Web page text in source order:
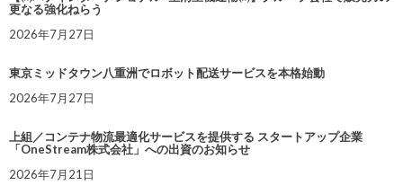
更なる強化ねらう
2026年7月27日
東京ミッドタウン八重洲でロボット配送サービスを本格始動
2026年7月27日
上組／コンテナ物流最適化サービスを提供する スタートアップ企業
「OneStream株式会社」への出資のお知らせ
2026年7月21日